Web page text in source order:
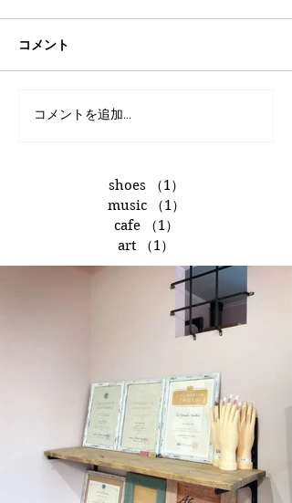
コメント
コメントを追加…
shoes （1）
music
（1）
cafe
（1）
art
（1）